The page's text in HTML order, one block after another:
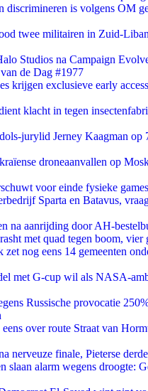
discrimineren is volgens OM
twee militairen in Zuid-
Studios na Campaign
de Dag #1977
krijgen exclusieve early
klacht in tegen
jurylid Jerney Kaagman op
droneaanvallen op
voor einde fysieke games
Sparta en Batavus,
na aanrijding door AH-
met quad tegen boom, vier
zet nog eens 14 gemeenten
met G-cup wil als NASA-
Russische provocatie
over route Straat van
nerveuze finale, Pieterse derde
slaan alarm wegens droogte: